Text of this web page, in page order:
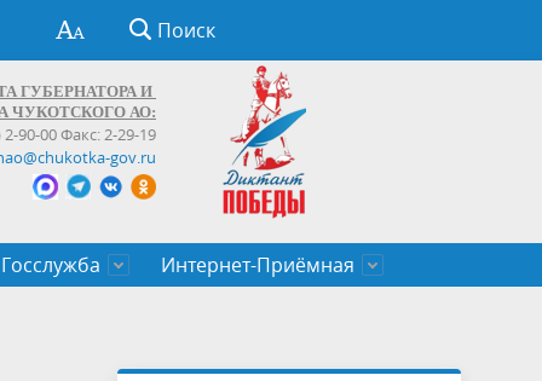
Поиск
ГУБЕРНАТОРА И
ЧУКОТСКОГО АО:
2-90-00 Факс: 2-29-19
gov.ru
Госслужба Интернет-Приёмная